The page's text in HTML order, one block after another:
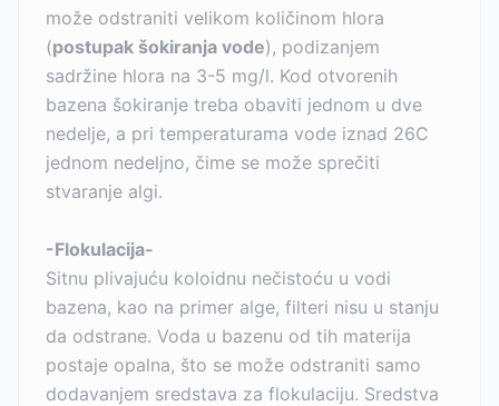
može odstraniti velikom količinom hlora
(postupak šokiranja vode), podizanjem
sadržine hlora na 3-5 mg/l. Kod otvorenih
bazena šokiranje treba obaviti jednom u dve
nedelje, a pri temperaturama vode iznad 26C
jednom nedeljno, čime se može sprečiti
stvaranje algi.
-Flokulacija-
Sitnu plivajuću koloidnu nečistoću u vodi
bazena, kao na primer alge, filteri nisu u stanju
da odstrane. Voda u bazenu od tih materija
postaje opalna, što se može odstraniti samo
dodavanjem sredstava za flokulaciju. Sredstva